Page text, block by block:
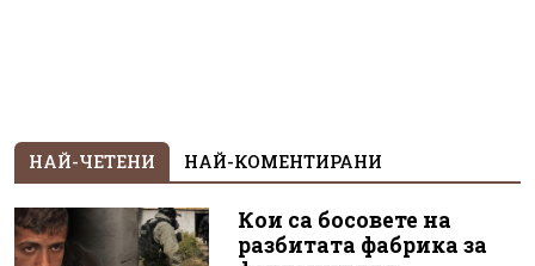
НАЙ-ЧЕТЕНИ НАЙ-КОМЕНТИРАНИ
Кои са босовете на
разбитата фабрика за